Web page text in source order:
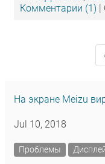
Комментарии (1)
На экране Meizu
Jul 10, 2018
Проблемы